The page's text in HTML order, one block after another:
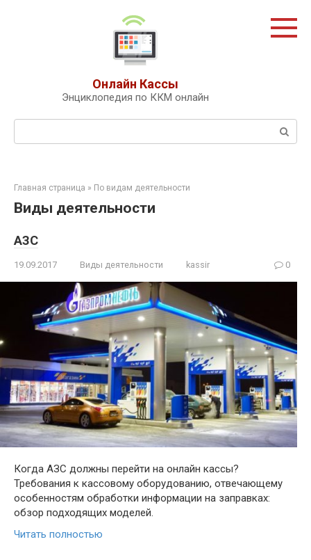
Онлайн Кассы
Энциклопедия по ККМ онлайн
Поиск:
Главная страница » По видам деятельности
Виды деятельности
АЗС
19.09.2017 Виды деятельности kassir 0
Когда АЗС должны перейти на онлайн кассы?
Требования к кассовому оборудованию, отвечающему
особенностям обработки информации на заправках:
обзор подходящих моделей.
Читать полностью